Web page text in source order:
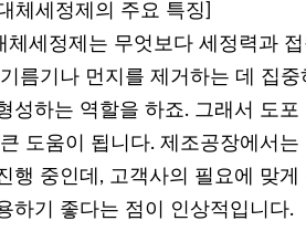
체세정제의 주요 특징]
체세정제는 무엇보다 세정력과
름기나 먼지를 제거하는 데 집
성하는 역할을 하죠. 그래서 도
도움이 됩니다. 제조공장에서
행 중인데, 고객사의 필요에 맞
하기 좋다는 점이 인상적입니다.